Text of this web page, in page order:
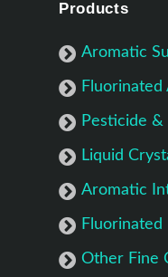
Products
Aromatic
Pesticide
Liquid
Aromatic
Fluorinated
Other Fine